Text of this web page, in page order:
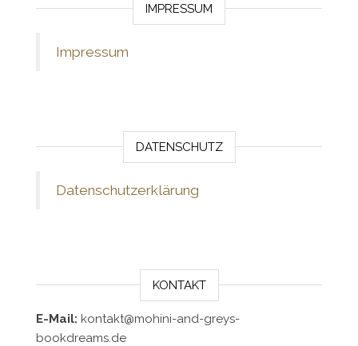
IMPRESSUM
Impressum
DATENSCHUTZ
Datenschutzerklärung
KONTAKT
E-Mail: kontakt@mohini-and-greys-
bookdreams.de